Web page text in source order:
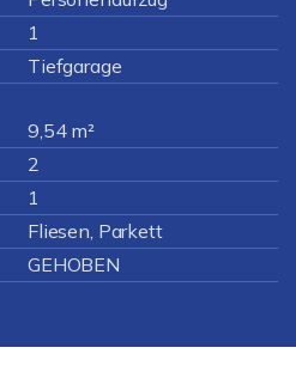
1
Tiefgarage
9,54 m²
2
1
Fliesen, Parkett
GEHOBEN